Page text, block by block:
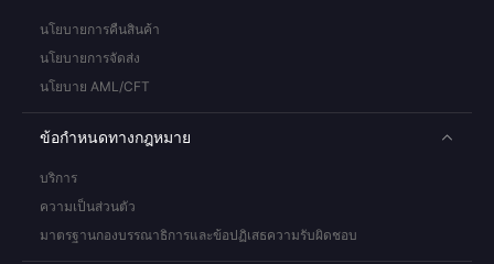
นโยบายการคืนสินค้า
นโยบายการจัดส่ง
นโยบาย AML/CFT
ข้อกำหนดทางกฎหมาย
บริการ
ความเป็นส่วนตัว
มาตรฐานกองบรรณาธิการและข้อปฏิเสธความรับผิดชอบ